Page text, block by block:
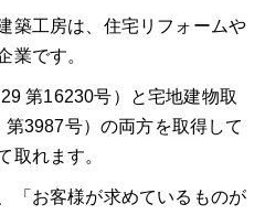
築工房は、住宅リフォームや
業です。
第16230号）と宅地建物取
3987号）の両方を取得して
取れます。
「お客様が求めているものが